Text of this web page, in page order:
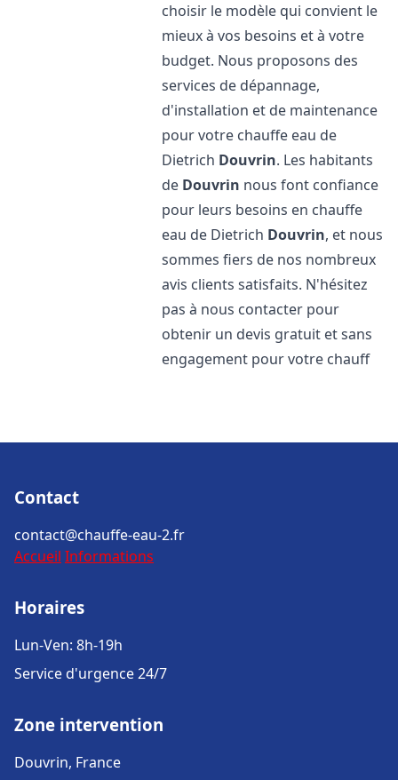
choisir le modèle qui convient le
mieux à vos besoins et à votre
budget. Nous proposons des
services de dépannage,
d'installation et de maintenance
pour votre chauffe eau de
Dietrich Douvrin. Les habitants
de Douvrin nous font confiance
pour leurs besoins en chauffe
eau de Dietrich Douvrin, et nous
sommes fiers de nos nombreux
avis clients satisfaits. N'hésitez
pas à nous contacter pour
obtenir un devis gratuit et sans
engagement pour votre chauff
Contact
contact@chauffe-eau-2.fr
Accueil Informations
Horaires
Lun-Ven: 8h-19h
Service d'urgence 24/7
Zone intervention
Douvrin, France